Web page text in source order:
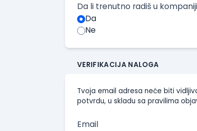
Da li trenutno radiš u
Da
Ne
VERIFIKACIJA NALOGA
Tvoja email adresa neće biti
potvrdu, u skladu sa pravilima
Email